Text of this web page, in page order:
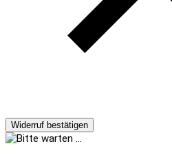
Widerruf bestätigen